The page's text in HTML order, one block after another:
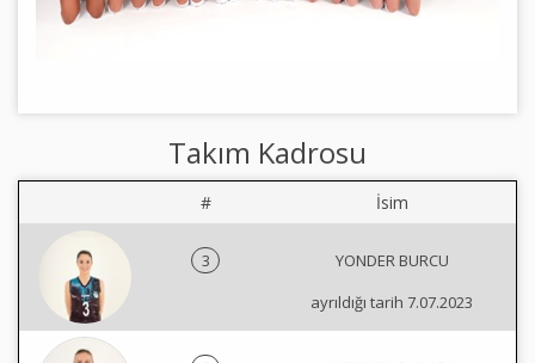
Takım Kadrosu
# İsim
3
YONDER BURCU
ayrıldığı tarih 7.07.2023